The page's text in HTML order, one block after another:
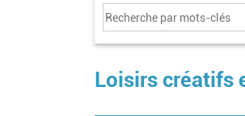
Loisirs créatifs